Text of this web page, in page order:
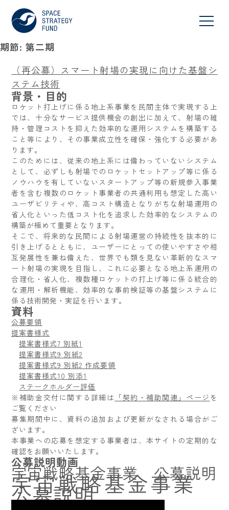
期節: 第二期
（再公募）スマート射場の実現に向けた基盤シ
ステム技術
背景・目的
ロケット打上げに係る地上系事業を民間主体で実現する上
では、十分なサービス提供機会の創出に加えて、射場の維
持・管理コストを抑えた効率的な運用システムを構築する
こと等により、その事業成立性を確保・強化する必要があ
ります。
このためには、従来の地上系には備わっていないシステム
として、必ずしも射場でのロケットセットアップ等に係る
ノウハウを有していないスタートアップ等の新規参入事業
者を含む複数のロケット事業者の共通利用も想定した高い
ユーザビリティや、高コスト構造となりがちな射場運用の
省人化といった低コスト化を追求した効率的なシステムの
構築が極めて重要となります。
そこで、将来的な民間による射場運営の持続性を抜本的に
引き上げるとともに、ユーザーにとっての使いやすさや相
互発展性を兼ね備えた、世界でも類を見ない革新的なスマ
ート射場の実現を目指し、これに必要となる地上系運用の
合理化・省人化、複数種ロケットの打上げ等に係る統合的
な運用・解析機能、効率的な事前検証等の基盤システムに
係る技術開発・実証を行います。
資料
公募要領
提案書様式
提案書様式7 別紙1
提案書様式9 別紙2
提案書様式9 別紙2 作成要領
提案書様式10 別添1
ステークホルダー評価
※補助金交付に関する詳細は 「契約・補助関連」ページ を
ご覧ください
募集期間中に、資料の追加および更新がなされる場合がご
ざいます。
本事業への応募を想定する事業者は、本サイトの定期的な
確認をお願いいたします。
公募説明動画
宇宙戦略基金事業 公募説明
宇宙戦略基金事業
公募説明